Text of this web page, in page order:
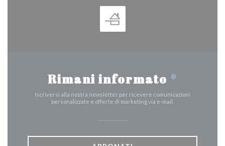
Rimani informato *
Iscriversi alla nostra newsletter per ricevere comunicazioni
personalizzate e offerte di marketing via e-mail.